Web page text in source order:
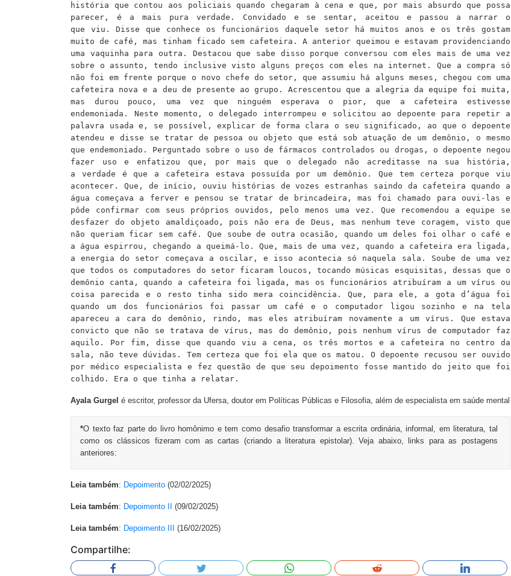
história que contou aos policiais quando chegaram à cena e que, por mais absurdo que possa
parecer, é a mais pura verdade. Convidado e se sentar, aceitou e passou a narrar o
que viu .Disse que conhece os funcionários daquele setor há muitos anos e os três gostam
muito de café, mas tinham ficado sem cafeteira.A anterior queimou e estavam providenciando
uma vaquinha para outra. Destacou que sabe disso porque conversou com eles mais de uma vez
sobre o assunto, tendo inclusive visto alguns preços com eles na internet. Que a compra só
não foiem frente porque o novo chefe do setor, que assumiu há alguns meses, chegou com uma
cafeteira nova e a deu de presente ao grupo. Acrescentou que a alegria da equipe foi muita,
mas durou pouco, uma vez que ninguém esperava o pior, que a cafeteira estivesse
endemoniada. Neste momento, o delegado interrompeu e solicitou ao depoente para repetir a
palavra usada e, se possível, explicar de forma clara o seu significado, ao que o depoente
atendeu e disse se tratar de pessoa ou objeto que está sob atuação de um demônio, o mesmo
que endemoniado. Perguntado sobre o uso de fármacos controlados ou drogas, o depoente negou
fazer uso e enfatizou que, por mais que o delegado não acreditasse na sua história,
a verdade é que a cafeteira estava possuída por um demônio. Que tem certeza porque viu
acontecer. Que, de início, ouviu histórias de vozes estranhas saindo da cafeteira quando a
água começava a ferver e pensou se tratar de
brincadeira, mas foi chamado para ouvi-las e
pôde confirmar com seus próprios ouvidos , pelo menos uma vez. Que recomendou a equipe se
desfazer d o objeto amaldiçoado, pois não era de Deus, mas nenhumteve coragem, visto que
não queriam ficar sem café. Que soube de outra ocasião, quando um deles foi olhar o café e
a água espirrou, chegando a queimá-lo. Que, mais de uma vez, quando a cafeteira era ligada,
a energia do setor começava a oscilar, e isso acontecia só naquela sala. Soube de uma vez
que todos os computadores do setor ficaram loucos, tocando músicas esquisitas, dessas que o
demônio canta , quando a cafeteira foi ligada, mas os funcionários atribuíram a um vírus ou
coisa parecida e o resto tinha sido mera coincidência.Que, para ele, a gota d’água foi
quando um dos funcionários foi passar um café e o computador ligou sozinho e na tela
apareceu a cara do demônio, rindo, mas eles atribuíram novamente a um vírus. Que estava
convicto que não se tratava de vírus, mas do demônio, pois nenhum vírus de computador faz
aquilo. Por fim, disse que quando viu a cena, os três mortos e a cafeteira no centro da
sala, não teve dúvidas. Tem certeza que foi ela que os matou. O depoente recusou ser ouvido
por médico especialista e fez questão de que seu depoimento fosse mantido do jeito que foi
colhido. Era o que tinha a relatar.
Ayala Gurgel é escritor, professor da Ufersa, doutor em Políticas Públicas e Filosofia, além de especialista em saúde mental
*O texto faz parte do livro homônimo e tem como desafio transformar a escrita ordinária, informal, em literatura, tal
como os clássicos fizeram com as cartas (criando a literatura epistolar). Veja abaixo, links para as postagens
anteriores:
Leia também: Depoimento (02/02/2025)
Leia também: Depoimento II (09/02/2025)
Leia também: Depoimento III (16/02/2025)
Compartilhe: